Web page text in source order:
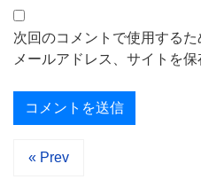
次回のコメントで使用するた
メールアドレス、サイトを保
« Prev